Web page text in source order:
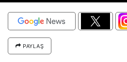
PAYLAŞ